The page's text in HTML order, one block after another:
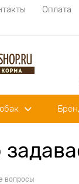
Оплата
вопросы